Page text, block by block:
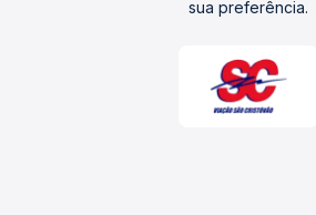
sua preferência.